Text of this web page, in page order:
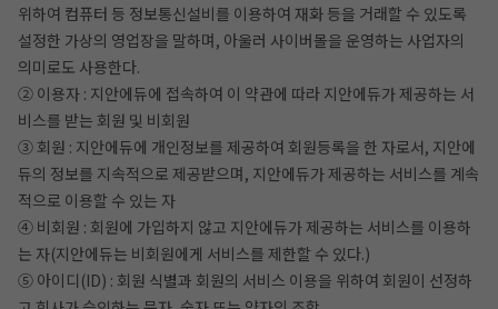
시 수강일 3일 자동 연장! 실기 87% 적중 신화 정
위하여 컴퓨터 등 정보통신설비를 이용하여 재화 등을 거래할 수 있도록
설정한 가상의 영업장을 말하며, 아울러 사이버몰을 운영하는 사업자의
의미로도 사용한다.
② 이용자 : 지안에듀에 접속하여 이 약관에 따라 지안에듀가 제공하는 서
비스를 받는 회원 및 비회원
③ 회원 : 지안에듀에 개인정보를 제공하여 회원등록을 한 자로서, 지안에
듀의 정보를 지속적으로 제공받으며, 지안에듀가 제공하는 서비스를 계속
적으로 이용할 수 있는 자
④ 비회원 : 회원에 가입하지 않고 지안에듀가 제공하는 서비스를 이용하
는 자(지안에듀는 비회원에게 서비스를 제한할 수 있다.)
⑤ 아이디(ID) : 회원 식별과 회원의 서비스 이용을 위하여 회원이 선정하